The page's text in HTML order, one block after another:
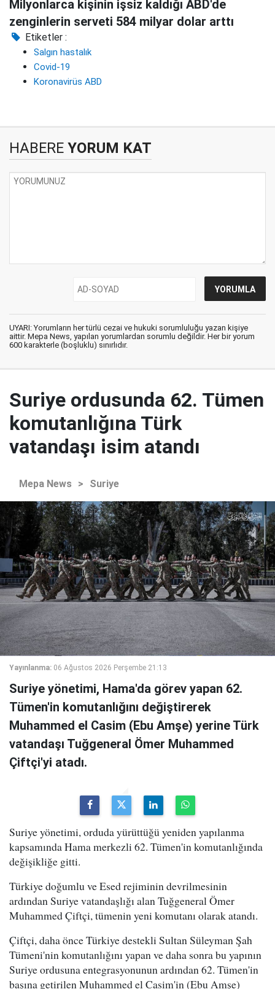
Milyonlarca kişinin işsiz kaldığı ABD'de
zenginlerin serveti 584 milyar dolar arttı
Etiketler :
Salgın hastalık
Covid-19
Koronavirüs ABD
HABERE YORUM KAT
UYARI: Yorumların her türlü cezai ve hukuki sorumluluğu yazan kişiye
aittir. Mepa News, yapılan yorumlardan sorumlu değildir. Her bir yorum
600 karakterle (boşluklu) sınırlıdır.
Suriye ordusunda 62. Tümen
komutanlığına Türk
vatandaşı isim atandı
Mepa News > Suriye
Yayınlanma: 06 Ağustos 2026 Perşembe 21:13
Suriye yönetimi, Hama'da görev yapan 62.
Tümen'in komutanlığını değiştirerek
Muhammed el Casim (Ebu Amşe) yerine Türk
vatandaşı Tuğgeneral Ömer Muhammed
Çiftçi'yi atadı.
Suriye yönetimi, orduda yürüttüğü yeniden yapılanma
kapsamında Hama merkezli 62. Tümen'in komutanlığında
değişikliğe gitti.
Türkiye doğumlu ve Esed rejiminin devrilmesinin
ardından Suriye vatandaşlığı alan Tuğgeneral Ömer
Muhammed Çiftçi, tümenin yeni komutanı olarak atandı.
Çiftçi, daha önce Türkiye destekli Sultan Süleyman Şah
Tümeni'nin komutanlığını yapan ve daha sonra bu yapının
Suriye ordusuna entegrasyonunun ardından 62. Tümen'in
başına getirilen Muhammed el Casim'in (Ebu Amşe)